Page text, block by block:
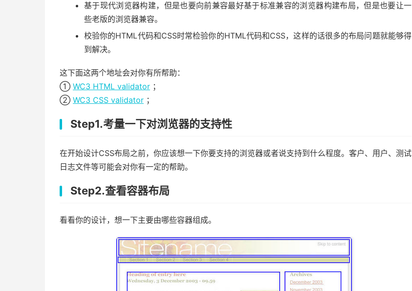
基于现代浏览器构建，但是也要向前兼容最好基于标准兼容的浏览器构建布局，但是也要让一
些老版的浏览器兼容。
校验你的HTML代码和CSS时常检验你的HTML代码和CSS，这样的话很多的布局问题就能够得
到解决。
这下面这两个地址会对你有所帮助：
① WC3 HTML validator ；
② WC3 CSS validator ；
Step1.考量一下对浏览器的支持性
在开始设计CSS布局之前，你应该想一下你要支持的浏览器或者说支持到什么程度。客户、用户、测试
日志文件等可能会对你有一定的帮助。
Step2.查看容器布局
看看你的设计，想一下主要由哪些容器组成。